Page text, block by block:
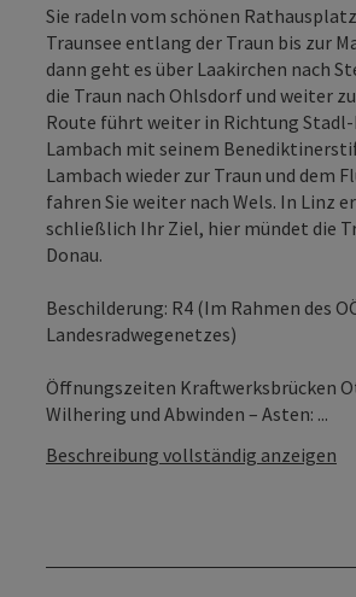
Sie radeln vom schönen
Traunsee entlang der Traun bis zur
dann geht es über Laakirchen nach
die Traun nach Ohlsdorf und weiter
Route führt weiter in Richtung Stadl-
Lambach mit seinem
Lambach wieder zur Traun und dem
fahren Sie weiter nach Wels. In Linz
schließlich Ihr Ziel, hier mündet die
Donau.
Beschilderung: R4 (Im Rahmen des
Landesradwegenetzes)
Öffnungszeiten Kraftwerksbrücken
Wilhering und Abwinden – Asten: ...
Beschreibung vollständig anzeigen